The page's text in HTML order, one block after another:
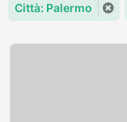
Città: Palermo